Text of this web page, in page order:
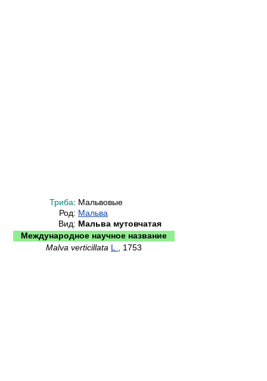
Триба: Мальвовые
Род: Мальва
Вид: Мальва мутовчатая
Международное научное название
Malva verticillata L., 1753